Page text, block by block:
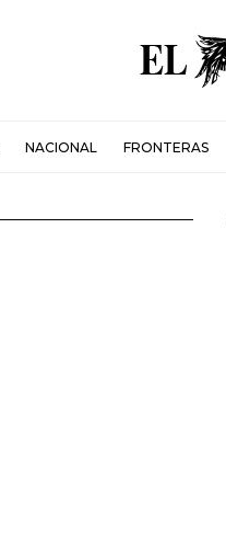
NACIONAL FRONTERAS